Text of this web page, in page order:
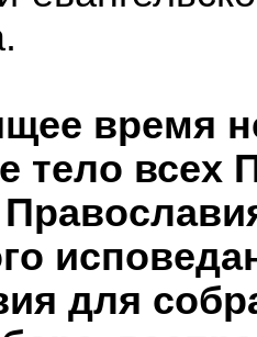
время
тело всех
для